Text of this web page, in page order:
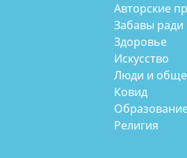
Авторские
Забавы ради
Здоровье
Искусство
Люди и
Ковид
Религия